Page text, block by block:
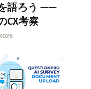
語ろう ——
CX考察